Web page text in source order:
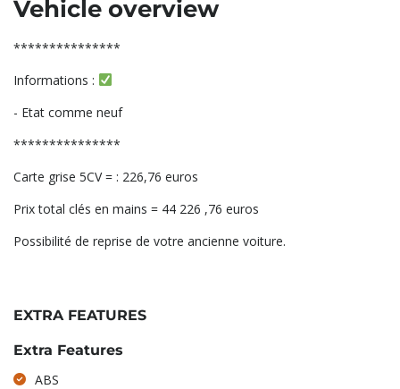
Vehicle overview
***************
Informations :
- Etat comme neuf
***************
Carte grise 5CV = : 226,76 euros
Prix total clés en mains = 44 226 ,76 euros
Possibilité de reprise de votre ancienne voiture.
EXTRA FEATURES
Extra Features
ABS